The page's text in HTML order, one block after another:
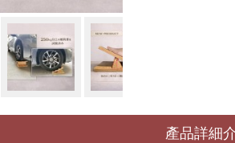
產品詳細